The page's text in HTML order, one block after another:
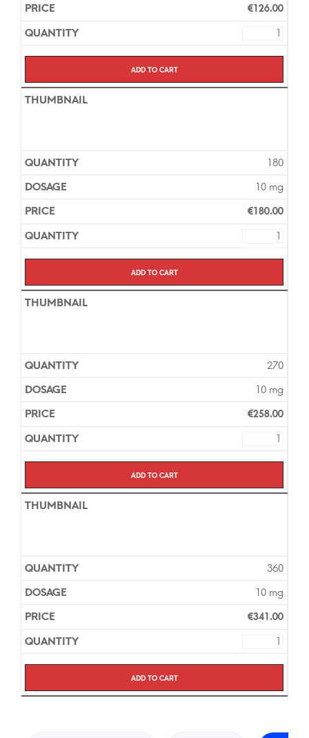
€126.00
Add to cart
180
10 mg
€180.00
Add to cart
270
10 mg
€258.00
Add to cart
360
10 mg
€341.00
Add to cart